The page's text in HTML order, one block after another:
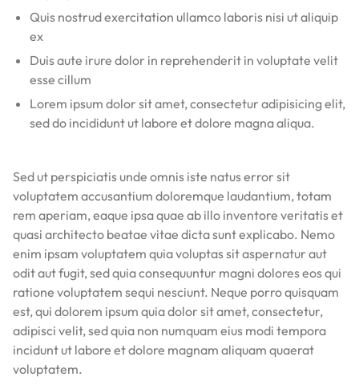
Quis nostrud exercitation ullamco laboris nisi ut aliquip
ex
Duis aute irure dolor in reprehenderit in voluptate velit
esse cillum
Lorem ipsum dolor sit amet, consectetur adipisicing elit,
sed do incididunt ut labore et dolore magna aliqua.
Sed ut perspiciatis unde omnis iste natus error sit
voluptatem accusantium doloremque laudantium, totam
rem aperiam, eaque ipsa quae ab illo inventore veritatis et
quasi architecto beatae vitae dicta sunt explicabo. Nemo
enim ipsam voluptatem quia voluptas sit aspernatur aut
odit aut fugit, sed quia consequuntur magni dolores eos qui
ratione voluptatem sequi nesciunt. Neque porro quisquam
est, qui dolorem ipsum quia dolor sit amet, consectetur,
adipisci velit, sed quia non numquam eius modi tempora
incidunt ut labore et dolore magnam aliquam quaerat
voluptatem.